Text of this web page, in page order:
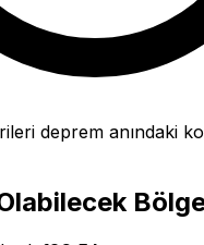
deprem anındaki